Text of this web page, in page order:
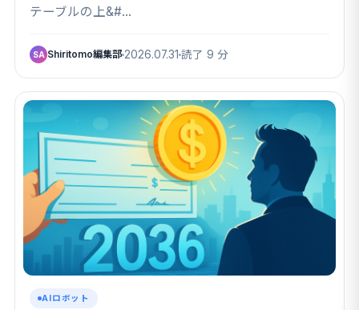
2」で何が変わったのか
テーブルの上&#…
SA Shiritomo編集部 2026.07.31 読了 9 分
AIロボット